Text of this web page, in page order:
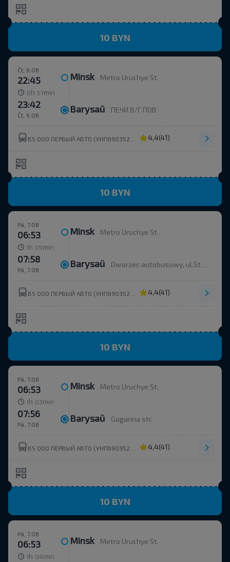
10 BYN
Čt, 6.08
22:45 Minsk Metro Uruchye St.
0h 57 min
Čt, 6.08
23:42 Barysaŭ ПЕЧИ В/Г ПОВ
4,4(41)
10 BYN
Pá, 7.08
06:53 Minsk Metro Uruchye St.
1h 05 min
Pá, 7.08
07:58 Barysaŭ Dworzec autobusowy, ul.Stroitelej 35
4,4(41)
10 BYN
Pá, 7.08
06:53 Minsk Metro Uruchye St.
1h 03 min
Pá, 7.08
07:56 Barysaŭ Gagarina str.
4,4(41)
10 BYN
Pá, 7.08
06:53 Minsk Metro Uruchye St.
1h 04 min